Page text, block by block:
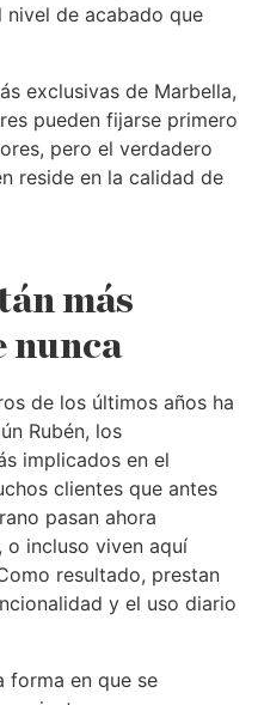
de acabado que
exclusivas de Marbella,
pueden fijarse primero
pero el verdadero
reside en la calidad de
más
nunca
de los últimos años ha
Rubén, los
implicados en el
clientes que antes
pasan ahora
o incluso viven aquí
resultado, prestan
y el uso diario
forma en que se